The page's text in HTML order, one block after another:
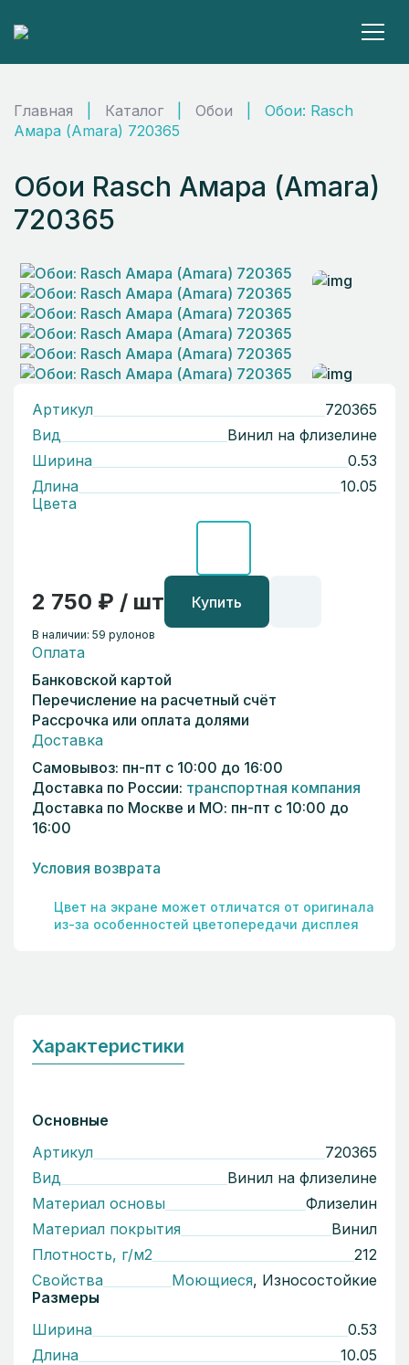
Главная Каталог Обои
Обои: Rasch
Амара (Amara) 720365
Обои Rasch Амара (Amara)
720365
Артикул
720365
Вид
Винил на флизелине
Ширина
0.53
Длина
10.05
Цвета
2 750 ₽ / шт Купить
В наличии: 59 рулонов
Оплата
Банковской картой
Перечисление на расчетный счёт
Рассрочка или оплата долями
Доставка
Самовывоз: пн-пт с 10:00 до 16:00
Доставка по России: транспортная компания
Доставка по Москве и МО: пн-пт с 10:00 до
16:00
Условия возврата
Цвет на экране может отличатся от оригинала
из-за особенностей цветопередачи дисплея
Характеристики
Основные
Артикул
720365
Вид
Винил на флизелине
Материал основы
Флизелин
Материал покрытия
Винил
Плотность, г/м2
212
Свойства
Моющиеся, Износостойкие
Размеры
Ширина
0.53
Длина
10.05